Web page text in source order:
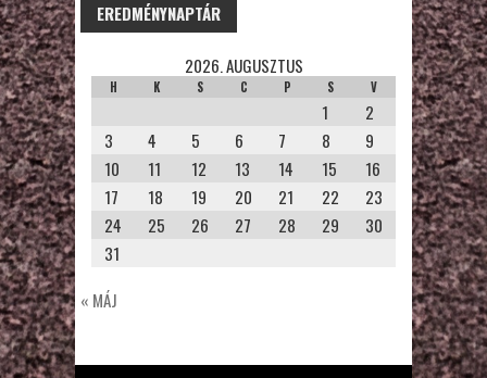
EREDMÉNYNAPTÁR
2026. AUGUSZTUS
H K S C P S V
1
2
3
4 5 6 7 8
9
10
11 12 13 14 15
16
17
18 19 20 21 22
23
24
25 26 27 28 29
30
31
« MÁJ